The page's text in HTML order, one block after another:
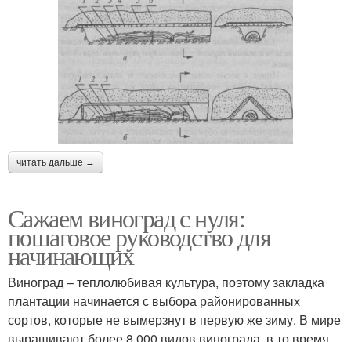
читать дальше →
Сажаем виноград с нуля:
пошаговое руководство для
начинающих
Виноград – теплолюбивая культура, поэтому закладка
плантации начинается с выбора районированных
сортов, которые не вымерзнут в первую же зиму. В мире